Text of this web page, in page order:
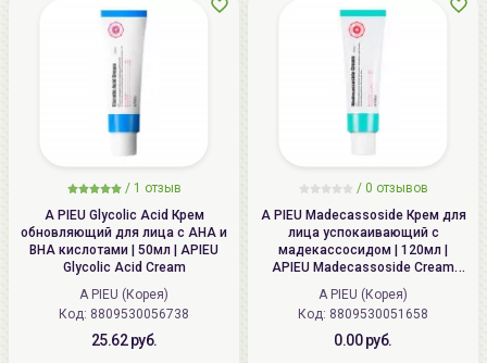
/ 1 отзыв
A PIEU Glycolic Acid Крем
обновляющий для лица с AHA и
BHA кислотами | 50мл | APIEU
Glycolic Acid Cream
A PIEU (Корея)
Код: 8809530056738
25.62 руб.
/ 0 отзывов
A PIEU Madecassoside Крем для
лица успокаивающий с
мадекассосидом | 120мл |
APIEU Madecassoside Cream
Large Volume
A PIEU (Корея)
Код: 8809530051658
0.00 руб.